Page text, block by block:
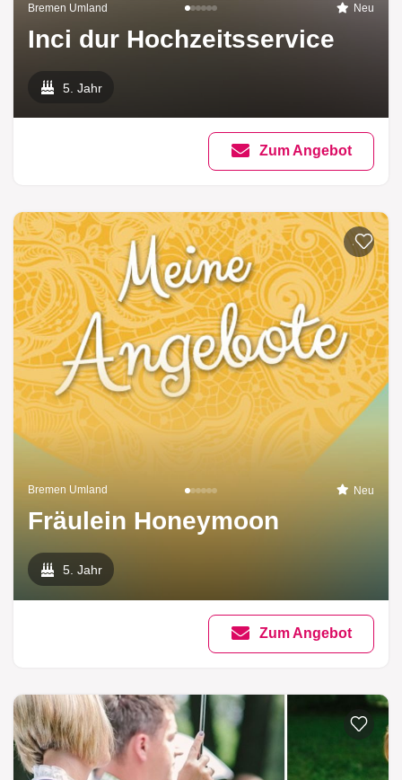
Bremen Umland Neu
Inci dur Hochzeitsservice
5. Jahr
Zum Angebot
Zur
Bremen Umland Neu
Fräulein Honeymoon
5. Jahr
Zum Angebot